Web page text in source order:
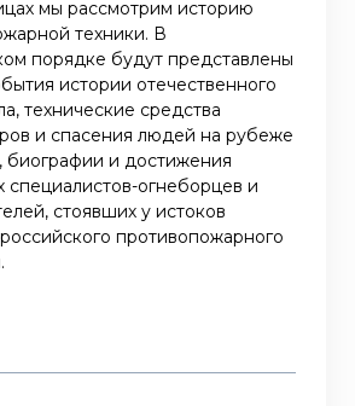
мы рассмотрим историю
техники. В
порядке будут представлены
истории отечественного
технические средства
и спасения людей на рубеже
биографии и достижения
специалистов-огнеборцев и
стоявших у истоков
противопожарного